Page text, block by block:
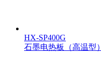
HX-SP400G
石墨电热板（高温型）